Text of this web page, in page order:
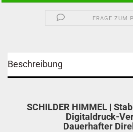
FRAGE ZUM
Beschreibung
SCHILDER HIMMEL |
Digitaldruck-
Dauerhafter